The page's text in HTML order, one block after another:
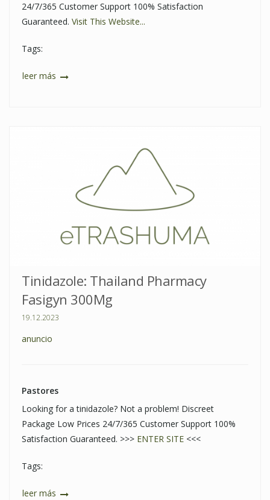
24/7/365 Customer Support 100% Satisfaction
Guaranteed. Visit This Website...
Tags:
leer más
Tinidazole: Thailand Pharmacy
Fasigyn 300Mg
19.12.2023
anuncio
Pastores
Looking for a tinidazole? Not a problem! Discreet
Package Low Prices 24/7/365 Customer Support 100%
Satisfaction Guaranteed. >>> ENTER SITE <<<
Tags:
leer más